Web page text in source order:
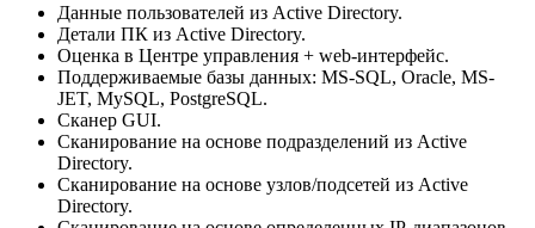
Данные пользователей из Active Directory.
Детали ПК из Active Directory.
Оценка в Центре управления + web-интерфейс.
Поддерживаемые базы данных: MS-SQL, Oracle, MS-
JET, MySQL, PostgreSQL.
Сканер GUI.
Сканирование на основе подразделений из Active
Directory.
Сканирование на основе узлов/подсетей из Active
Directory.